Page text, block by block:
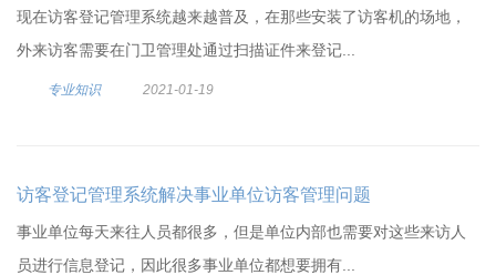
现在访客登记管理系统越来越普及，在那些安装了访客机的场地，
外来访客需要在门卫管理处通过扫描证件来登记...
专业知识 2021-01-19
访客登记管理系统解决事业单位访客管理问题
事业单位每天来往人员都很多，但是单位内部也需要对这些来访人
员进行信息登记，因此很多事业单位都想要拥有...